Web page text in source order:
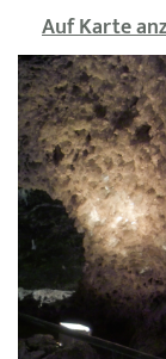
Auf Karte